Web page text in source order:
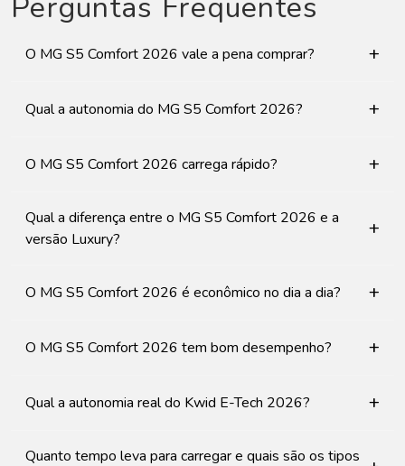
O MG S5 Comfort 2026 vale a pena comprar? +
Qual a autonomia do MG S5 Comfort 2026? +
O MG S5 Comfort 2026 carrega rápido? +
Qual a diferença entre o MG S5 Comfort 2026 e a
versão Luxury?
+
O MG S5 Comfort 2026 é econômico no dia a dia? +
O MG S5 Comfort 2026 tem bom desempenho? +
Qual a autonomia real do Kwid E-Tech 2026? +
Quanto tempo leva para carregar e quais são os tipos